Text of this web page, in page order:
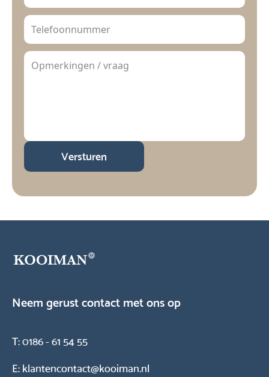
Versturen
Neem gerust contact met ons op
T:0186 - 61 54 55
E:klantencontact@kooiman.nl